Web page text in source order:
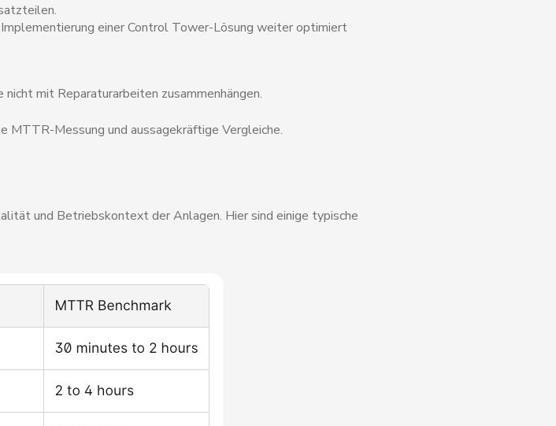
einer Control Tower-Lösung weiter optimiert
mit Reparaturarbeiten zusammenhängen.
MTTR-Messung und aussagekräftige Vergleiche.
und Betriebskontext der Anlagen. Hier sind einige typische